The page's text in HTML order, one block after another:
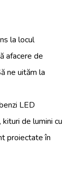
la locul
afacere de
ne uităm la
LED
de lumini cu
proiectate în